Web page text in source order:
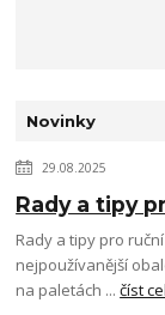
Novinky
29.08.2025
Rady a tipy
Rady a tipy pro
nejpoužívanější
na paletách ...číst